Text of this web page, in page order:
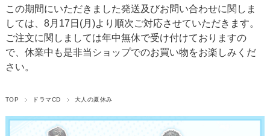
この期間にいただきました発送及びお問い合わせに関しま
しては、8月17日(月)より順次ご対応させていただきます。
ご注文に関しましては年中無休で受け付けておりますの
で、休業中も是非当ショップでのお買い物をお楽しみくだ
さい。
TOP ドラマCD 大人の夏休み